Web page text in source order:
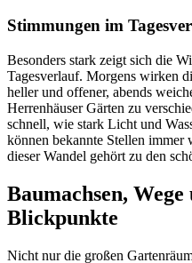
Stimmungen im
Besonders stark zeigt sich die
Tagesverlauf. Morgens wirken
heller und offener, abends
Herrenhäuser Gärten zu
schnell, wie stark Licht und
können bekannte Stellen immer
dieser Wandel gehört zu den
Baumachsen,
Blickpunkte
Nicht nur die großen